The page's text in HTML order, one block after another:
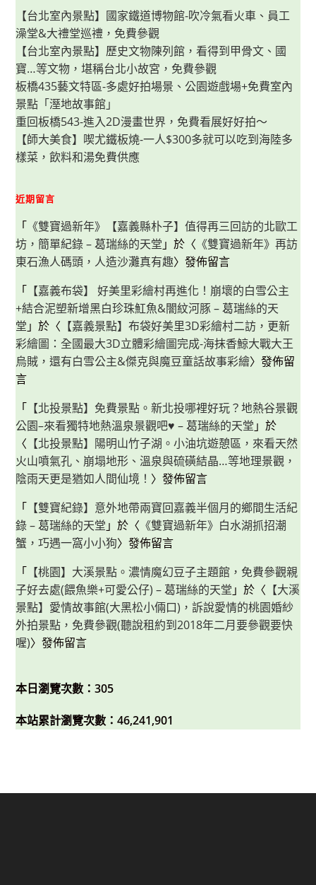
味，
孩
子
DIY
韓
式
手
作
飯
糰
好
有
趣，
在
家
準
真
Easy！
【台北室內景點】國家鐵道博物館-吹冷氣看火車、員工
澡堂&大禮堂巡禮，免費參觀
【台北室內景點】歷史文物陳列館，看得到甲骨文、國
寶…等文物，堪稱台北小故宮，免費參觀
板橋435藝文特區-多處好拍場景、公園遊戲場+免費室內
景點「溼地故事館」
重回板橋543-進入2D漫畫世界，免費看展好好拍～
【師大美食】喫尤鐵板燒-一人$300多就可以吃到海陸多
樣菜，飲料和湯免費供應
近期留言
「 《雙寶過新年》【嘉義縣朴子】值得再三回訪的北歐工
坊，簡單紀錄 – 葛瑞絲的天堂 」於〈 《雙寶過新年》再訪
東石漁人碼頭，人造沙灘真有趣〉發佈留言
「 【嘉義布袋】 好美里彩繪村再進化！崩壞的白雪公主
+結合泥塑新增黑白珍珠魟魚&闇紋河豚 – 葛瑞絲的天
堂 」於〈 【嘉義景點】布袋好美里3D彩繪村二訪，更新
彩繪圖：全國最大3D立體彩繪圖完成-海抹香鯨大戰大王
烏賊，還有白雪公主&傑克與魔豆童話故事彩繪〉發佈留
言
「 【北投景點】免費景點。新北投哪裡好玩？地熱谷景觀
公園–來看獨特地熱溫泉景觀吧♥ – 葛瑞絲的天堂 」於
〈 【北投景點】陽明山竹子湖。小油坑遊憩區，來看天然
火山噴氣孔、崩塌地形、溫泉與硫磺結晶…等地理景觀，
陰雨天更是猶如人間仙境！ 〉發佈留言
「 【雙寶紀錄】意外地帶兩寶回嘉義半個月的鄉間生活紀
錄 – 葛瑞絲的天堂 」於〈 《雙寶過新年》白水湖抓招潮
蟹，巧遇一窩小小狗〉發佈留言
「 【桃園】大溪景點。濃情魔幻豆子主題館，免費參觀親
子好去處(餵魚樂+可愛公仔) – 葛瑞絲的天堂 」於〈 【大溪
景點】愛情故事館(大黑松小倆口)，訴說愛情的桃園婚紗
外拍景點，免費參觀(聽說租約到2018年二月要參觀要快
喔)〉發佈留言
本日瀏覽次數：305
本站累計瀏覽次數：46,241,901